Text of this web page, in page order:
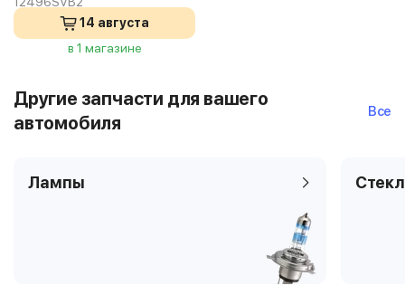
14 августа
в 1 магазине
Другие запчасти для вашего
автомобиля
Все
Лампы